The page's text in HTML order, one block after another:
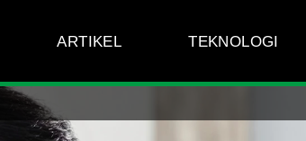
ARTIKEL TEKNOLOGI